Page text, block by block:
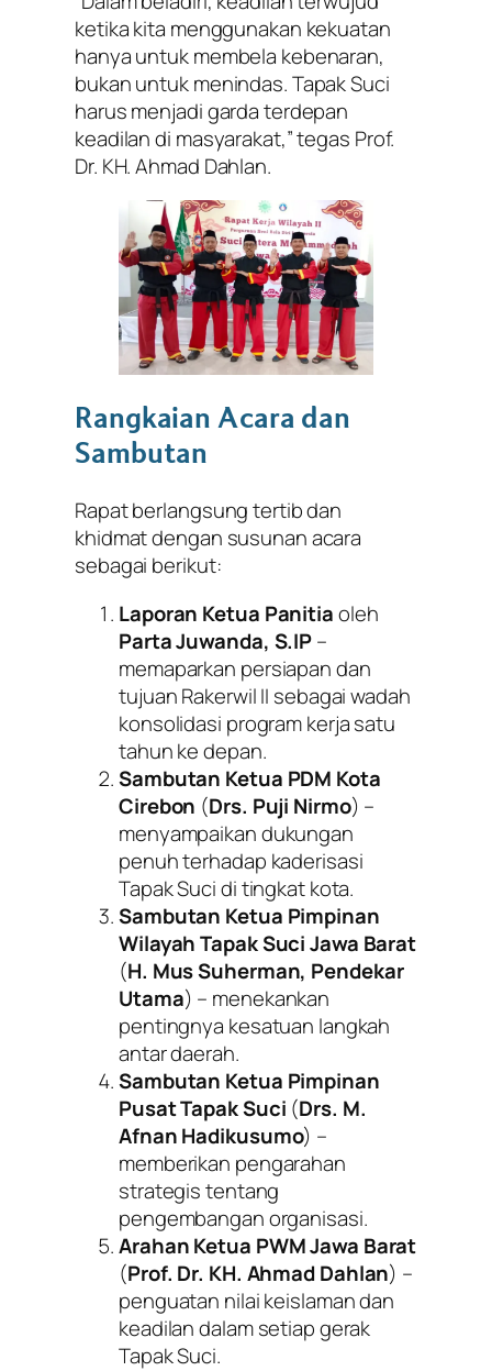
ketika kita menggunakan kekuatan
hanya untuk membela kebenaran,
bukan untuk menindas. Tapak Suci
harus menjadi garda terdepan
keadilan di masyarakat,” tegas Prof.
Dr. KH. Ahmad Dahlan.
Rangkaian Acara dan
Sambutan
Rapat berlangsung tertib dan
khidmat dengan susunan acara
sebagai berikut:
Laporan Ketua Panitiaoleh
Parta Juwanda, S.IP–
memaparkan persiapan dan
tujuan Rakerwil II sebagai wadah
konsolidasi program kerja satu
tahun ke depan.
Sambutan Ketua PDM Kota
Cirebon (Drs. Puji Nirmo) –
menyampaikan dukungan
penuh terhadap kaderisasi
Tapak Suci di tingkat kota.
Sambutan Ketua Pimpinan
Wilayah Tapak Suci Jawa Barat
(H. Mus Suherman, Pendekar
Utama) – menekankan
pentingnya kesatuan langkah
antar daerah.
Sambutan Ketua Pimpinan
Pusat Tapak Suci (Drs. M.
Afnan Hadikusumo) –
memberikan pengarahan
strategis tentang
pengembangan organisasi.
Arahan Ketua PWM Jawa Barat
(Prof. Dr. KH. Ahmad Dahlan) –
penguatan nilai keislaman dan
keadilan dalam setiap gerak
Tapak Suci.